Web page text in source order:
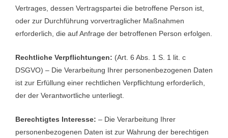
Vertrages, dessen Vertragspartei die betroffene Person ist,
oder zur Durchführung vorvertraglicher Maßnahmen
erforderlich, die auf Anfrage der betroffenen Person erfolgen.
Rechtliche Verpflichtungen: (Art. 6 Abs. 1 S. 1 lit. c
DSGVO) – Die Verarbeitung Ihrer personenbezogenen Daten
ist zur Erfüllung einer rechtlichen Verpflichtung erforderlich,
der der Verantwortliche unterliegt.
Berechtigtes Interesse: – Die Verarbeitung Ihrer
personenbezogenen Daten ist zur Wahrung der berechtigen